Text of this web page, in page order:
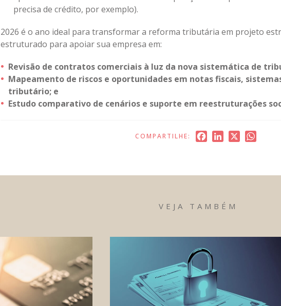
precisa de crédito, por exemplo).
2026 é o ano ideal para transformar a reforma tributária em projeto
estruturado para apoiar sua empresa em:
Revisão de contratos comerciais à luz da nova sistemática de
Mapeamento de riscos e oportunidades em notas fiscais,
tributário; e
Estudo comparativo de cenários e suporte em reestruturações
COMPARTILHE: FacebookLinkedIn
VEJA TAMBÉM